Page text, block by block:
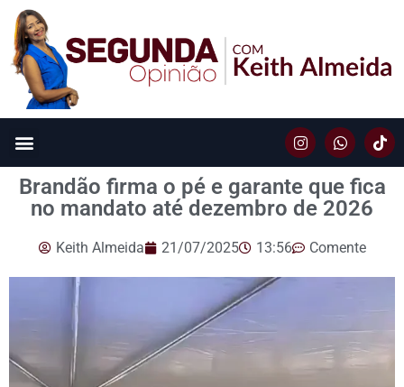
Brandão firma o pé e garante que fica
no mandato até dezembro de 2026
Keith Almeida 21/07/2025 13:56 Comente